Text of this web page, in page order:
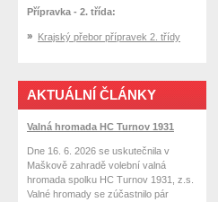
Přípravka - 2. třída:
Krajský přebor přípravek 2. třídy
AKTUÁLNÍ ČLÁNKY
Valná hromada HC Turnov 1931
Dne 16. 6. 2026 se uskutečnila v
Maškově zahradě volební valná
hromada spolku HC Turnov 1931, z.s.
Valné hromady se zúčastnilo pár